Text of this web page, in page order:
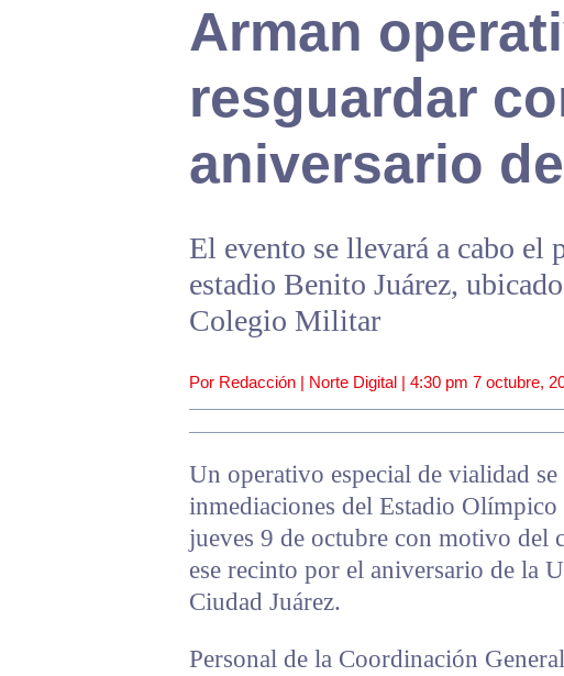
Arman
resguardar
aniversario
El evento se llevará a cabo el
estadio Benito Juárez,
Colegio Militar
Por Redacción | Norte Digital | 4:30 pm 7 octubre,
Un operativo especial de vialidad
inmediaciones del Estadio
jueves 9 de octubre con motivo del
ese recinto por el aniversario de la
Ciudad Juárez.
Personal de la Coordinación